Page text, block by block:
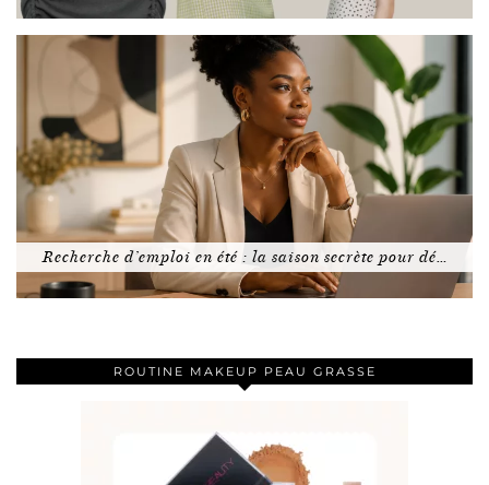
Recherche d’emploi en été : la saison secrète pour dé…
ROUTINE MAKEUP PEAU GRASSE